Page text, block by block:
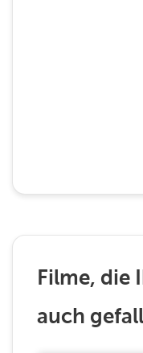
Filme, die
auch